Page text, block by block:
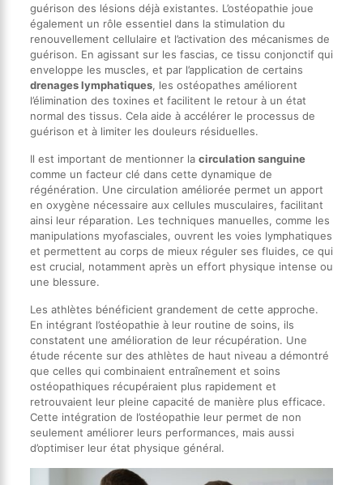
guérison des lésions déjà existantes. L’ostéopathie joue
également un rôle essentiel dans la stimulation du
renouvellement cellulaire et l’activation des mécanismes de
guérison. En agissant sur les fascias, ce tissu conjonctif qui
enveloppe les muscles, et par l’application de certains
drenages lymphatiques, les ostéopathes améliorent
l’élimination des toxines et facilitent le retour à un état
normal des tissus. Cela aide à accélérer le processus de
guérison et à limiter les douleurs résiduelles.
Il est important de mentionner la circulation sanguine
comme un facteur clé dans cette dynamique de
régénération. Une circulation améliorée permet un apport
en oxygène nécessaire aux cellules musculaires, facilitant
ainsi leur réparation. Les techniques manuelles, comme les
manipulations myofasciales, ouvrent les voies lymphatiques
et permettent au corps de mieux réguler ses fluides, ce qui
est crucial, notamment après un effort physique intense ou
une blessure.
Les athlètes bénéficient grandement de cette approche.
En intégrant l’ostéopathie à leur routine de soins, ils
constatent une amélioration de leur récupération. Une
étude récente sur des athlètes de haut niveau a démontré
que celles qui combinaient entraînement et soins
ostéopathiques récupéraient plus rapidement et
retrouvaient leur pleine capacité de manière plus efficace.
Cette intégration de l’ostéopathie leur permet de non
seulement améliorer leurs performances, mais aussi
d’optimiser leur état physique général.